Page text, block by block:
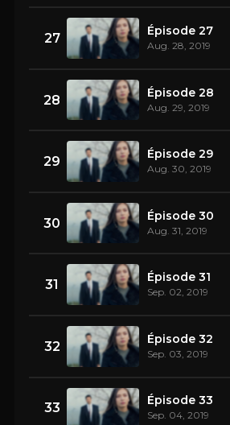
27 Épisode 27
Aug. 28, 2019
28 Épisode 28
Aug. 29, 2019
29 Épisode 29
Aug. 30, 2019
30 Épisode 30
Aug. 31, 2019
31 Épisode 31
Sep. 02, 2019
32 Épisode 32
Sep. 03, 2019
33 Épisode 33
Sep. 04, 2019